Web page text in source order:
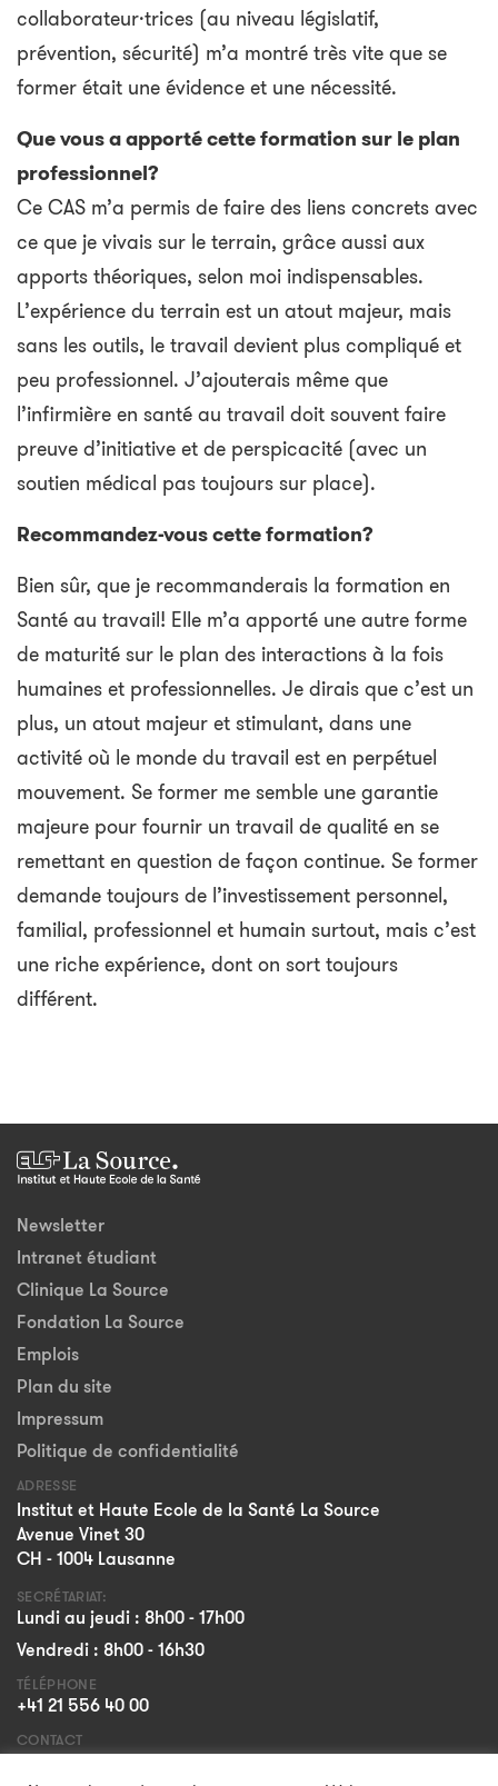
collaborateur·trices (au niveau législatif,
prévention, sécurité) m’a montré très vite que se
former était une évidence et une nécessité.
Que vous a apporté cette formation sur le plan
professionnel?
Ce CAS m’a permis de faire des liens concrets avec
ce que je vivais sur le terrain, grâce aussi aux
apports théoriques, selon moi indispensables.
L’expérience du terrain est un atout majeur, mais
sans les outils, le travail devient plus compliqué et
peu professionnel. J’ajouterais même que
l’infirmière en santé au travail doit souvent faire
preuve d’initiative et de perspicacité (avec un
soutien médical pas toujours sur place).
Recommandez-vous cette formation?
Bien sûr, que je recommanderais la formation en
Santé au travail! Elle m’a apporté une autre forme
de maturité sur le plan des interactions à la fois
humaines et professionnelles. Je dirais que c’est un
plus, un atout majeur et stimulant, dans une
activité où le monde du travail est en perpétuel
mouvement. Se former me semble une garantie
majeure pour fournir un travail de qualité en se
remettant en question de façon continue. Se former
demande toujours de l’investissement personnel,
familial, professionnel et humain surtout, mais c’est
une riche expérience, dont on sort toujours
différent.
Newsletter
Intranet étudiant
Clinique La Source
Fondation La Source
Emplois
Plan du site
Impressum
Politique de confidentialité
ADRESSE
Institut et Haute Ecole de la Santé La Source
Avenue Vinet 30
CH - 1004 Lausanne
SECRÉTARIAT:
Lundi au jeudi : 8h00 - 17h00
Vendredi : 8h00 - 16h30
TÉLÉPHONE
+41 21 556 40 00
CONTACT
Formulaire